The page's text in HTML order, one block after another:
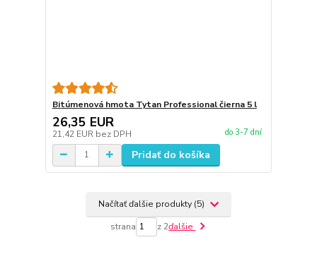
Bitúmenová hmota Tytan Professional čierna 5 l
26,35 EUR
21,42 EUR bez DPH do 3-7 dní
Pridať do košíka
Načítať ďalšie produkty (5)
strana z 2ďalšie